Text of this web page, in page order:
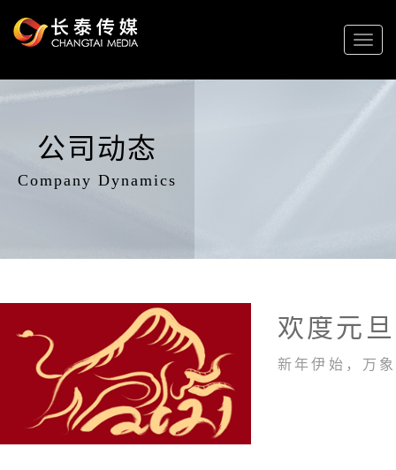
Toggle
公司动态
Company Dynamics
欢度元
新年伊始，万